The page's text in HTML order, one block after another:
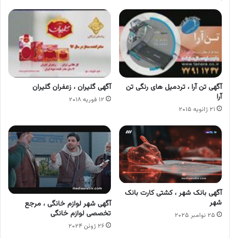
آگهی تن آرا ، تردمیل های رنگی تن
آرا
۲۱ ژانویه ۲۰۱۵
آگهی گلیران ، زعفران گلیران
۱۲ فوریه ۲۰۱۸
آگهی بانک شهر ، کشتی کارت بانک
شهر
۲۵ نوامبر ۲۰۲۵
آگهی شهر لوازم خانگی ، مرجع
تخصصی لوازم خانگی
۲۶ ژوئن ۲۰۲۴